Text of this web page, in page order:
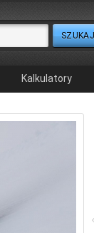
Kalkulatory